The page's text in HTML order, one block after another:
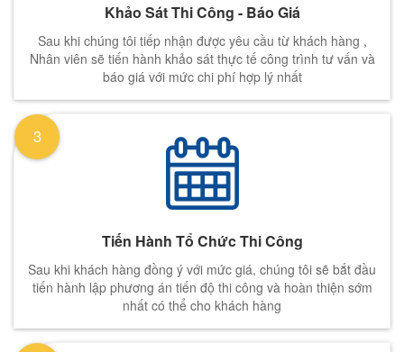
Khảo Sát Thi Công - Báo Giá
Sau khi chúng tôi tiếp nhận được yêu cầu từ khách hàng ,
Nhân viên sẽ tiến hành khảo sát thực tế công trình tư vấn và
báo giá với mức chi phí hợp lý nhất
Tiến Hành Tổ Chức Thi Công
Sau khi khách hàng đồng ý với mức giá, chúng tôi sẽ bắt đầu
tiến hành lập phương án tiến độ thi công và hoàn thiện sớm
nhất có thể cho khách hàng
3